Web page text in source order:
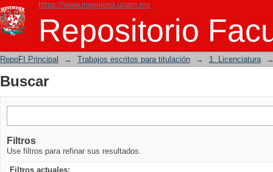
https://www.ingenieria.unam.mx
Repositorio
Buscar
RepoFI Principal → Trabajos escritos para titulación → 1. Licenciatura
Buscar
Filtros
Use filtros para refinar sus resultados.
Filtros actuales: